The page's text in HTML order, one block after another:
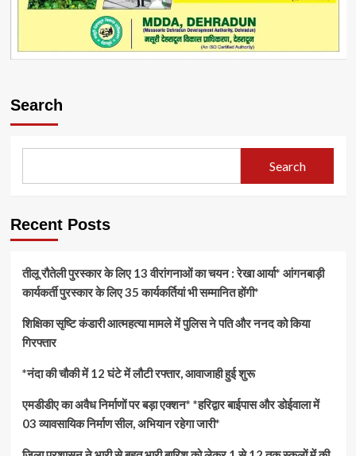
Search
Search
Recent Posts
तीलू रौतेली पुरस्कार के लिए 13 वीरांगनाओं का चयन : रेखा आर्या* आंगनबाड़ी
कार्यकर्ती पुरस्कार के लिए 35 कार्यकर्तियां भी सम्मानित होंगी*
शिक्षिका सृष्टि कंडारी आत्महत्या मामले में पुलिस ने पति और ननद को किया
गिरफ्तार
*नंदा की चौकी में 12 घंटे में लौटी रफ्तार, आवाजाही हुई शुरू
एमडीडीए का अवैध निर्माणों पर बड़ा एक्शन* *हरिद्वार बाईपास और डोईवाला में
03 व्यावसायिक निर्माण सील, अभियान रहेगा जारी*